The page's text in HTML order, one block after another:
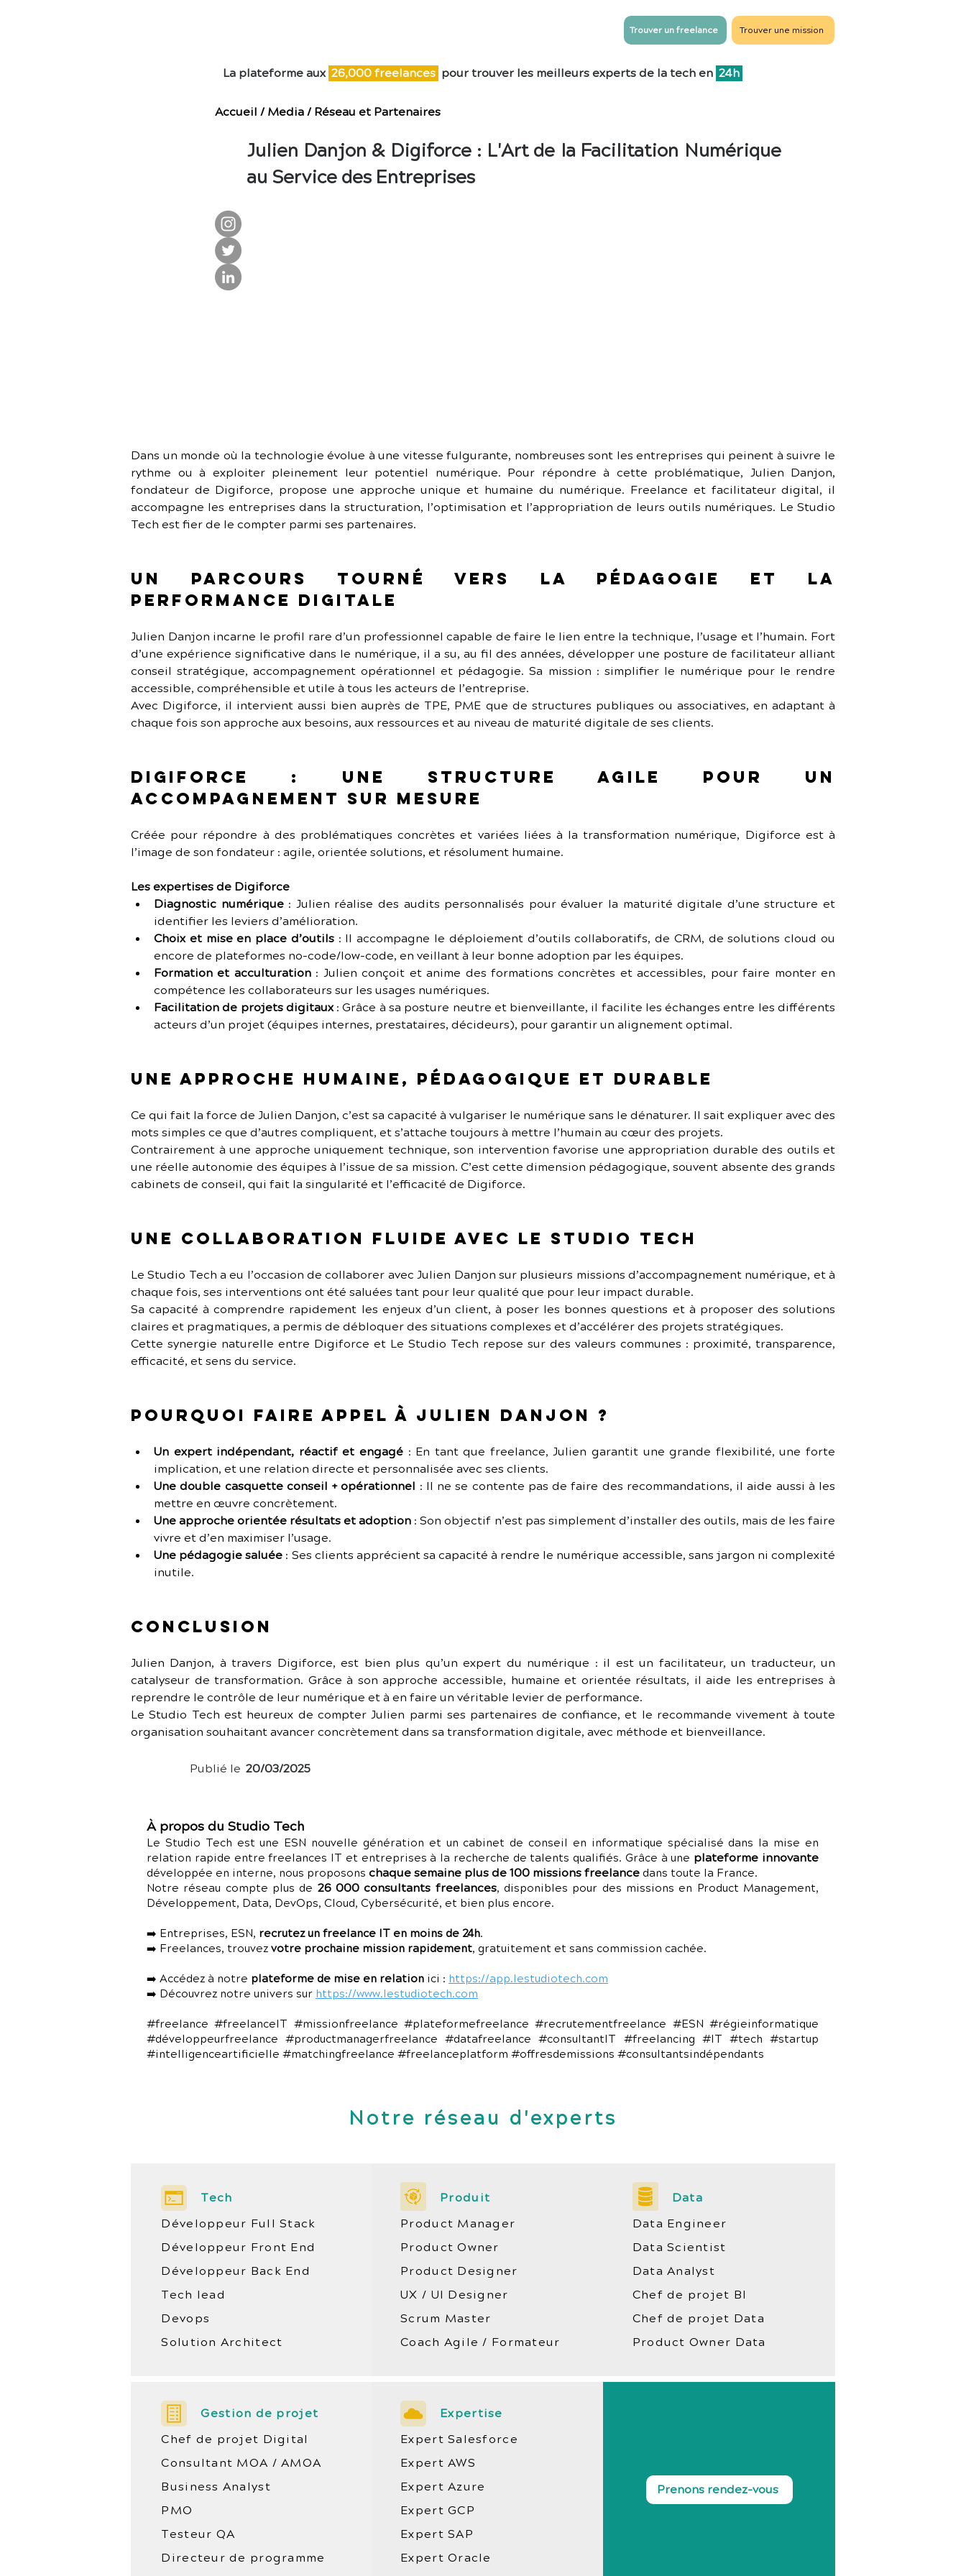
Trouver un freelance Trouver une mission
La plateforme aux 26,000 freelances pour trouver les meilleurs experts de la tech en 24h
Accueil / Media/ Réseau et Partenaires
Julien Danjon & Digiforce : L'Art de la Facilitation Numérique
au Service des Entreprises
Dans un monde où la technologie évolue à une vitesse fulgurante, nombreuses sont les entreprises qui peinent à suivre le
rythme ou à exploiter pleinement leur potentiel numérique. Pour répondre à cette problématique, Julien Danjon,
fondateur de Digiforce, propose une approche unique et humaine du numérique. Freelance et facilitateur digital, il
accompagne les entreprises dans la structuration, l’optimisation et l’appropriation de leurs outils numériques. Le Studio
Tech est fier de le compter parmi ses partenaires.
Un parcours tourné vers la pédagogie et la
performance digitale
Julien Danjon incarne le profil rare d’un professionnel capable de faire le lien entre la technique, l’usage et l’humain. Fort
d’une expérience significative dans le numérique, il a su, au fil des années, développer une posture de facilitateur alliant
conseil stratégique, accompagnement opérationnel et pédagogie. Sa mission : simplifier le numérique pour le rendre
accessible, compréhensible et utile à tous les acteurs de l’entreprise.
Avec Digiforce, il intervient aussi bien auprès de TPE, PME que de structures publiques ou associatives, en adaptant à
chaque fois son approche aux besoins, aux ressources et au niveau de maturité digitale de ses clients.
Digiforce : une structure agile pour un
accompagnement sur mesure
Créée pour répondre à des problématiques concrètes et variées liées à la transformation numérique, Digiforce est à
l’image de son fondateur : agile, orientée solutions, et résolument humaine.
Les expertises de Digiforce
Diagnostic numérique : Julien réalise des audits personnalisés pour évaluer la maturité digitale d’une structure et
identifier les leviers d’amélioration.
Choix et mise en place d’outils : Il accompagne le déploiement d’outils collaboratifs, de CRM, de solutions cloud ou
encore de plateformes no-code/low-code, en veillant à leur bonne adoption par les équipes.
Formation et acculturation : Julien conçoit et anime des formations concrètes et accessibles, pour faire monter en
compétence les collaborateurs sur les usages numériques.
Facilitation de projets digitaux : Grâce à sa posture neutre et bienveillante, il facilite les échanges entre les différents
acteurs d’un projet (équipes internes, prestataires, décideurs), pour garantir un alignement optimal.
Une approche humaine, pédagogique et durable
Ce qui fait la force de Julien Danjon, c’est sa capacité à vulgariser le numérique sans le dénaturer. Il sait expliquer avec des
mots simples ce que d’autres compliquent, et s’attache toujours à mettre l’humain au cœur des projets.
Contrairement à une approche uniquement technique, son intervention favorise une appropriation durable des outils et
une réelle autonomie des équipes à l’issue de sa mission. C’est cette dimension pédagogique, souvent absente des grands
cabinets de conseil, qui fait la singularité et l’efficacité de Digiforce.
Une collaboration fluide avec Le Studio Tech
Le Studio Tech a eu l’occasion de collaborer avec Julien Danjon sur plusieurs missions d’accompagnement numérique, et à
chaque fois, ses interventions ont été saluées tant pour leur qualité que pour leur impact durable.
Sa capacité à comprendre rapidement les enjeux d’un client, à poser les bonnes questions et à proposer des solutions
claires et pragmatiques, a permis de débloquer des situations complexes et d’accélérer des projets stratégiques.
Cette synergie naturelle entre Digiforce et Le Studio Tech repose sur des valeurs communes : proximité, transparence,
efficacité, et sens du service.
Pourquoi faire appel à Julien Danjon ?
Un expert indépendant, réactif et engagé : En tant que freelance, Julien garantit une grande flexibilité, une forte
implication, et une relation directe et personnalisée avec ses clients.
Une double casquette conseil + opérationnel : Il ne se contente pas de faire des recommandations, il aide aussi à les
mettre en œuvre concrètement.
Une approche orientée résultats et adoption : Son objectif n’est pas simplement d’installer des outils, mais de les faire
vivre et d’en maximiser l’usage.
Une pédagogie saluée : Ses clients apprécient sa capacité à rendre le numérique accessible, sans jargon ni complexité
inutile.
Conclusion
Julien Danjon, à travers Digiforce, est bien plus qu’un expert du numérique : il est un facilitateur, un traducteur, un
catalyseur de transformation. Grâce à son approche accessible, humaine et orientée résultats, il aide les entreprises à
reprendre le contrôle de leur numérique et à en faire un véritable levier de performance.
Le Studio Tech est heureux de compter Julien parmi ses partenaires de confiance, et le recommande vivement à toute
organisation souhaitant avancer concrètement dans sa transformation digitale, avec méthode et bienveillance.
Publié le 20/03/2025
À propos du Studio Tech
Le Studio Tech est une ESN nouvelle génération et un cabinet de conseil en informatique spécialisé dans la mise en
relation rapide entre freelances IT et entreprises à la recherche de talents qualifiés. Grâce à une plateforme innovante
développée en interne, nous proposons chaque semaine plus de 100 missions freelancedans toute la France.
Notre réseau compte plus de 26 000 consultants freelances, disponibles pour des missions en Product Management,
Développement, Data, DevOps, Cloud, Cybersécurité, et bien plus encore.
➡️ Entreprises, ESN, recrutez un freelance IT en moins de 24h.
➡️ Freelances, trouvezvotre prochaine mission rapidement, gratuitement et sans commission cachée.
➡️ Accédez à notre plateforme de mise en relation ici : https://app.lestudiotech.com
➡️ Découvrez notre univers sur https://www.lestudiotech.com
#freelance #freelanceIT #missionfreelance #plateformefreelance #recrutementfreelance #ESN #régieinformatique
#développeurfreelance #productmanagerfreelance #datafreelance #consultantIT #freelancing #IT #tech #startup
#intelligenceartificielle #matchingfreelance #freelanceplatform #offresdemissions #consultantsindépendants
Notre réseau d'experts
Tech
Développeur Full Stack
Développeur Front End
Développeur Back End
Tech lead
Devops
Solution Architect
Produit
Product Manager
Product Owner
Product Designer
UX / UI Designer
Scrum Master
Coach Agile / Formateur
Data
Data Engineer
Data Scientist
Data Analyst
Chef de projet BI
Chef de projet Data
Product Owner Data
Gestion de projet
Chef de projet Digital
Consultant MOA / AMOA
Business Analyst
PMO
Testeur QA
Directeur de programme
Expertise
Expert Salesforce
Expert AWS
Expert Azure
Expert GCP
Expert SAP
Expert Oracle
Prenons rendez-vous